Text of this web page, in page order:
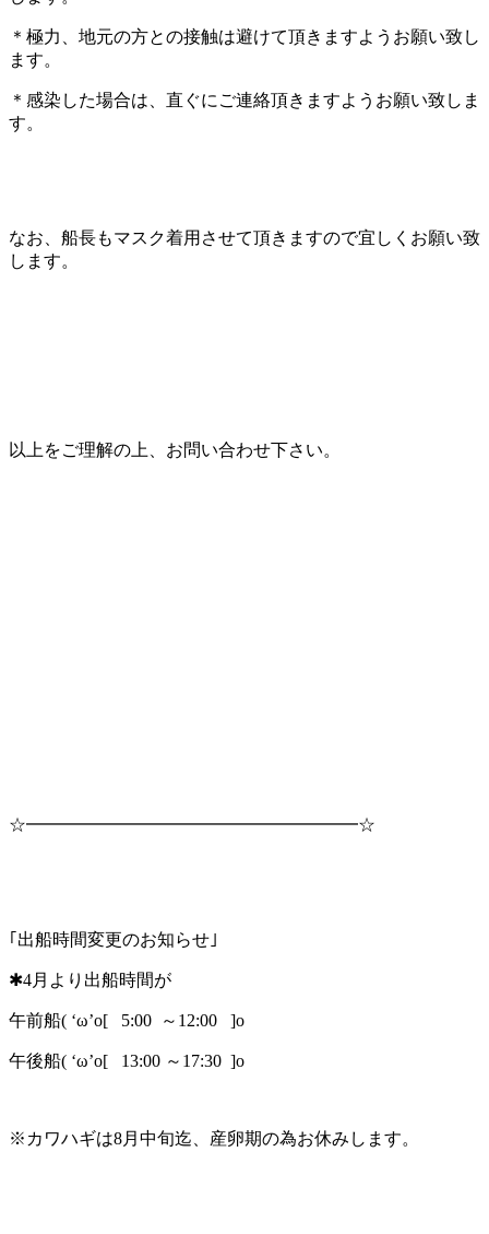
＊極力、地元の方との接触は避けて頂きますようお願い致し
ます。
＊感染した場合は、直ぐにご連絡頂きますようお願い致しま
す。
なお、船長もマスク着用させて頂きますので宜しくお願い致
します。
以上をご理解の上、お問い合わせ下さい。
☆━━━━━━━━━━━━━━━━━━━☆
｢出船時間変更のお知らせ｣
✱4月より出船時間が
午前船( ‘ω’o[ 5:00 ～12:00 ]o
午後船( ‘ω’o[ 13:00 ～17:30 ]o
※カワハギは8月中旬迄、産卵期の為お休みします。